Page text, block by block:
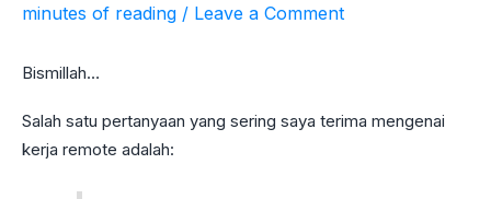
minutes of reading / Leave a Comment
Bismillah…
Salah satu pertanyaan yang sering saya terima mengenai
kerja remote adalah: